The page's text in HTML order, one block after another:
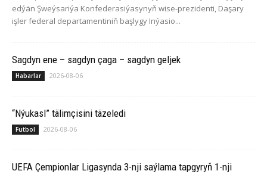
edýän Şweýsariýa Konfederasiýasynyň wise-prezidenti, Daşary
işler federal departamentiniň başlygy Inýasio...
Sagdyn ene – sagdyn çaga – sagdyn geljek
Habarlar 2026-08-06
“Nýukasl” tälimçisini täzeledi
Futbol 2026-08-06
UEFA Çempionlar Ligasynda 3-nji saýlama tapgyryň 1-nji